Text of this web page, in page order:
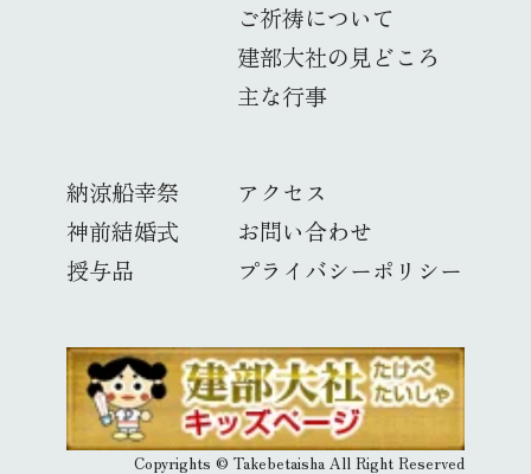
ご祈祷について
建部大社の見どころ
主な行事
納涼船幸祭
神前結婚式
授与品
アクセス
お問い合わせ
プライバシーポリシー
Copyrights © Takebetaisha All Right Reserved